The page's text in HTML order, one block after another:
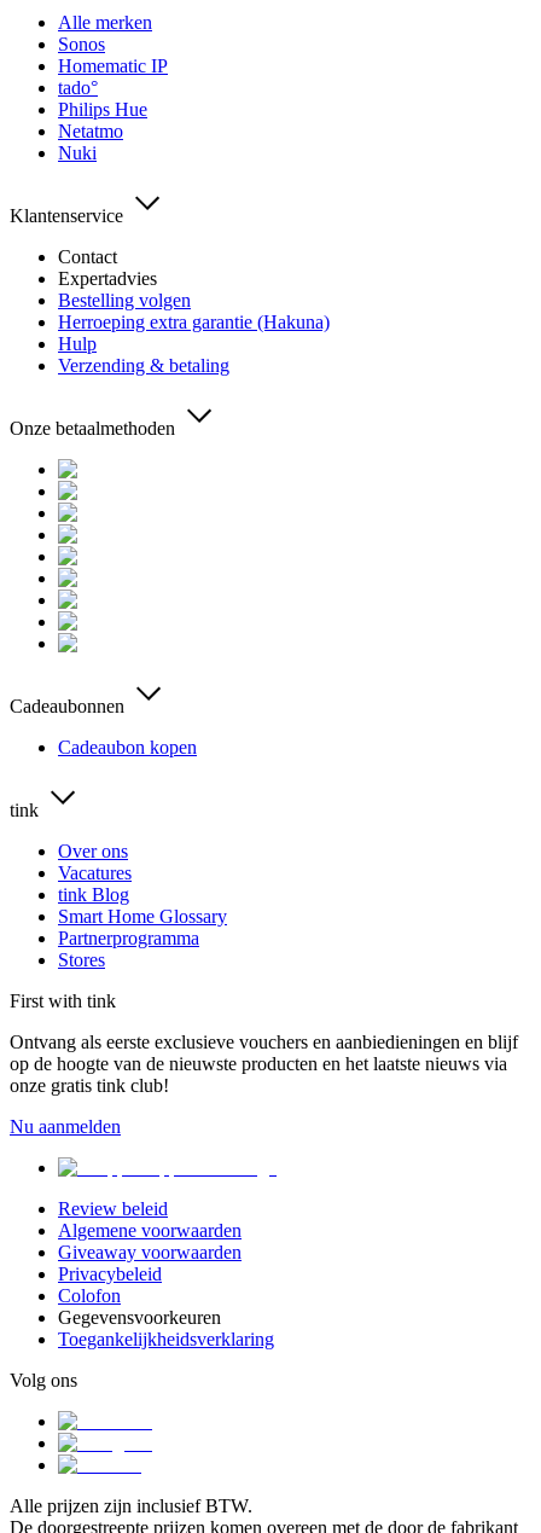
Alle merken
Sonos
Homematic IP
tado°
Philips Hue
Netatmo
Nuki
Klantenservice
Contact
Expertadvies
Bestelling volgen
Herroeping extra garantie (Hakuna)
Hulp
Verzending & betaling
Onze betaalmethoden
Cadeaubonnen
Cadeaubon kopen
tink
Over ons
Vacatures
tink Blog
Smart Home Glossary
Partnerprogramma
Stores
First with tink
Ontvang als eerste exclusieve vouchers en aanbiedieningen en blijf
op de hoogte van de nieuwste producten en het laatste nieuws via
onze gratis tink club!
Nu aanmelden
Review beleid
Algemene voorwaarden
Giveaway voorwaarden
Privacybeleid
Colofon
Gegevensvoorkeuren
Toegankelijkheidsverklaring
Volg ons
Alle prijzen zijn inclusief BTW.
De doorgestreepte prijzen komen overeen met de door de fabrikant